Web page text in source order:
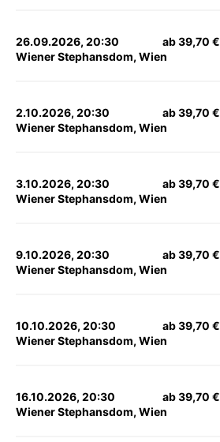
26.09.2026, 20:30
Wiener Stephansdom, Wien
ab 39,70 €
2.10.2026, 20:30
Wiener Stephansdom, Wien
ab 39,70 €
3.10.2026, 20:30
Wiener Stephansdom, Wien
ab 39,70 €
9.10.2026, 20:30
Wiener Stephansdom, Wien
ab 39,70 €
10.10.2026, 20:30
Wiener Stephansdom, Wien
ab 39,70 €
16.10.2026, 20:30
Wiener Stephansdom, Wien
ab 39,70 €